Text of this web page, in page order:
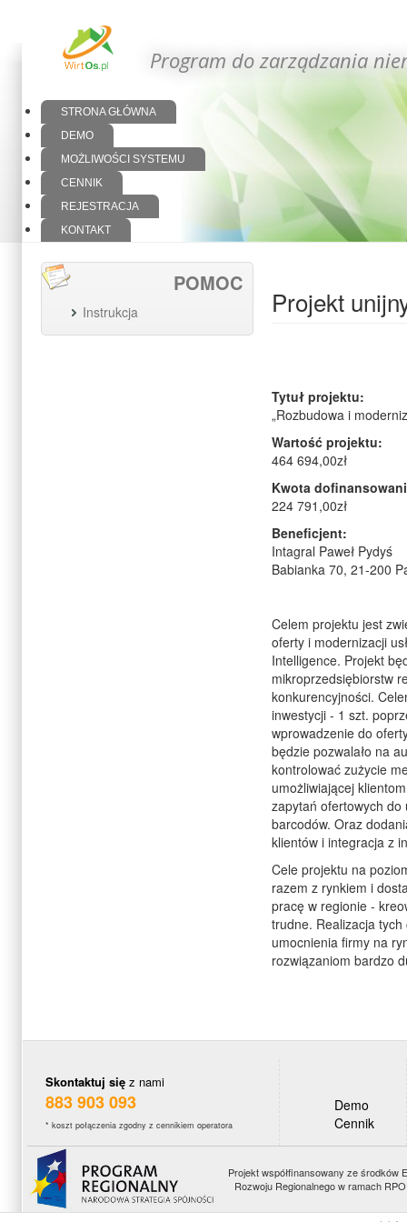
Program do zarządzania
STRONA GŁÓWNA
DEMO
MOŻLIWOŚCI SYSTEMU
CENNIK
REJESTRACJA
KONTAKT
Projekt
Tytuł projektu:
„Rozbudowa i
Wartość projektu:
464 694,00zł
Kwota
224 791,00zł
Beneficjent:
Intagral Paweł Pydyś
Babianka 70, 21-200
Celem projektu jest
oferty i modernizacji
Intelligence. Projekt
mikroprzedsiębiorstw
konkurencyjności.
inwestycji - 1 szt.
wprowadzenie do
będzie pozwalało na
kontrolować zużycie
umożliwiającej
zapytań ofertowych do
barcodów. Oraz
klientów i integracja z
Cele projektu na
razem z rynkiem i
pracę w regionie -
trudne. Realizacja
umocnienia firmy na
rozwiązaniom bardzo
POMOC
Instrukcja
Skontaktuj się z nami
883 903 093
* koszt połączenia zgodny z cennikiem operatora
Demo
Cennik
Projekt współfinansowany ze środków
Rozwoju Regionalnego w ramach